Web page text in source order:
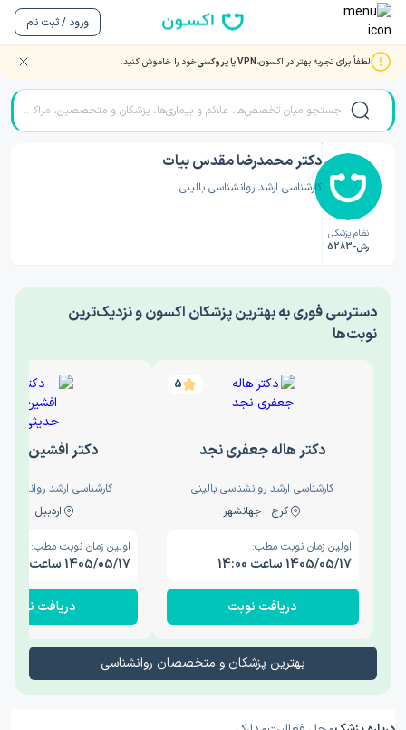
ورود / ثبت نام
لطفاً برای تجربه بهتر در اکسون،VPN یا پروکسی خود را خاموش کنید. صفحه اصلی/دکتر روانشناسی/دکتر محمدرضا مقدس بیات
نظام پزشکی
رش-5283
دکتر محمدرضا مقدس بیات
کارشناسی ارشد روانشناسی بالینی
‎دسترسی فوری به بهترین پزشکان اکسون و نزدیک‌ترین
نوبت‌ها
5
دکتر هاله جعفری نجد
کارشناسی ارشد روانشناسی بالینی
کرج - جهانشهر
اولین زمان نوبت مطب:
1405/05/17 ساعت 14:00
دریافت نوبت
دکتر افشین
کارشناسی ارشد
اردبیل - والی
اولین زمان نوبت مطب:
1405/05/17 ساعت 15:00
دریافت نوبت
بهترین پزشکان و متخصصان روانشناسی